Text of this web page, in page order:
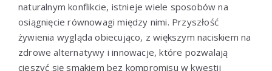
naturalnym konflikcie, istnieje wiele sposobów na
osiągnięcie równowagi między nimi. Przyszłość
żywienia wygląda obiecująco, z większym naciskiem na
zdrowe alternatywy i innowacje, które pozwalają
cieszyć się smakiem bez kompromisu w kwestii